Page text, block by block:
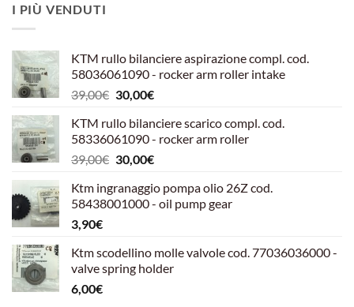
I PIÙ VENDUTI
KTM rullo bilanciere aspirazione compl. cod.
58036061090 - rocker arm roller intake
39,00€ Il
originale
era:
39,00€.
30,00€Il
attuale
è:
30,00€.
KTM rullo bilanciere scarico compl. cod.
58336061090 - rocker arm roller
39,00€ Il
originale
era:
30,00€Il
attuale
è:
Ktm ingranaggio pompa olio 26Z cod.
58438001000 - oil pump gear
3,90€
Ktm scodellino molle valvole cod. 77036036000 -
valve spring holder
6,00€